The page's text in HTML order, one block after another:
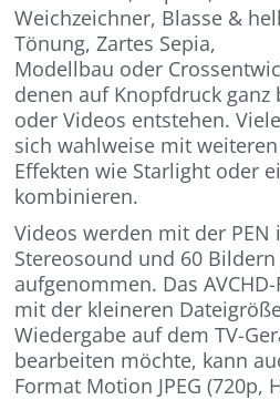
Weichzeichner, Blasse &
Tönung, Zartes Sepia,
Modellbau oder
denen auf Knopfdruck ganz
oder Videos entstehen.
sich wahlweise mit
Effekten wie Starlight oder
kombinieren.
Videos werden mit der PEN
Stereosound und 60
aufgenommen. Das
mit der kleineren
Wiedergabe auf dem TV-
bearbeiten möchte, kann
Format Motion JPEG (720p,